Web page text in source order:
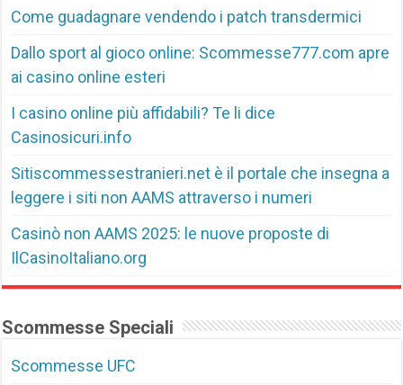
Come guadagnare vendendo i patch transdermici
Dallo sport al gioco online: Scommesse777.com apre
ai casino online esteri
I casino online più affidabili? Te li dice
Casinosicuri.info
Sitiscommessestranieri.net è il portale che insegna a
leggere i siti non AAMS attraverso i numeri
Casinò non AAMS 2025: le nuove proposte di
IlCasinoItaliano.org
Scommesse Speciali
Scommesse UFC